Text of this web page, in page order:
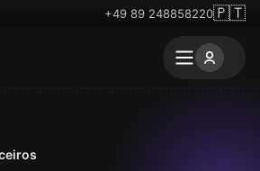
+49 89 248858220🇵🇹